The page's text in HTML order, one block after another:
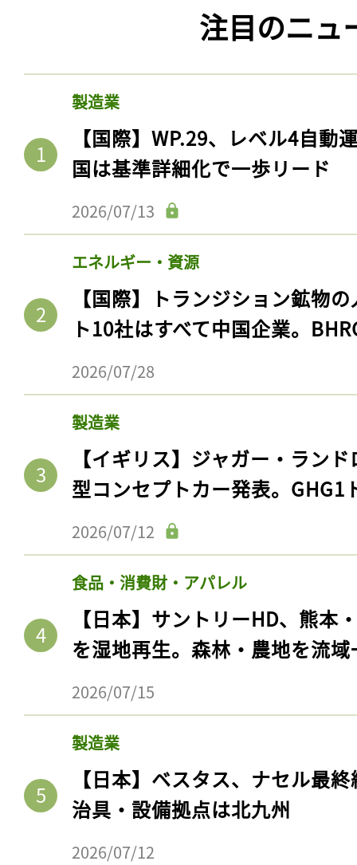
注目のニュ
製造業
【国際】WP.29、レベル4自動
国は基準詳細化で一歩リード
2026/07/13
エネルギー・資源
【国際】トランジション鉱物
ト10社はすべて中国企業。
2026/07/28
製造業
【イギリス】ジャガー・ラン
型コンセプトカー発表。GHG1
2026/07/12
食品・消費財・アパレル
【日本】サントリーHD、熊本
を湿地再生。森林・農地を流
2026/07/15
製造業
【日本】ベスタス、ナセル最
治具・設備拠点は北九州
2026/07/12